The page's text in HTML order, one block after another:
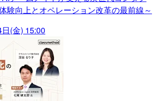
験向上とオペレーション改革の最前線～
(金) 15:00